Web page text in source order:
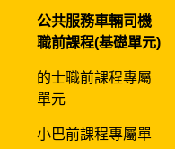
公共服務車輛司機
職前課程(基礎單元)
的士職前課程專屬
單元
小巴前課程專屬單